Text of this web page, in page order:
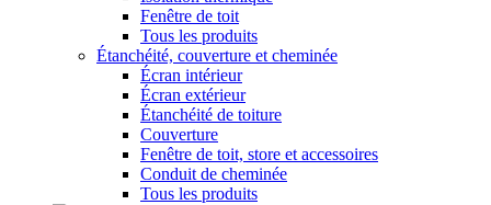
Fenêtre de toit
Tous les produits
Étanchéité, couverture et cheminée
Écran intérieur
Écran extérieur
Étanchéité de toiture
Couverture
Fenêtre de toit, store et accessoires
Conduit de cheminée
Tous les produits